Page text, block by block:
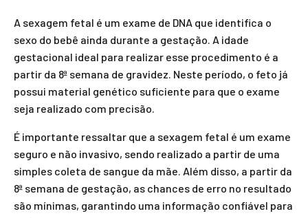
A sexagem fetal é um exame de DNA que identifica o
sexo do bebê ainda durante a gestação. A idade
gestacional ideal para realizar esse procedimento é a
partir da 8ª semana de gravidez. Neste período, o feto já
possui material genético suficiente para que o exame
seja realizado com precisão.
É importante ressaltar que a sexagem fetal é um exame
seguro e não invasivo, sendo realizado a partir de uma
simples coleta de sangue da mãe. Além disso, a partir da
8ª semana de gestação, as chances de erro no resultado
são mínimas, garantindo uma informação confiável para